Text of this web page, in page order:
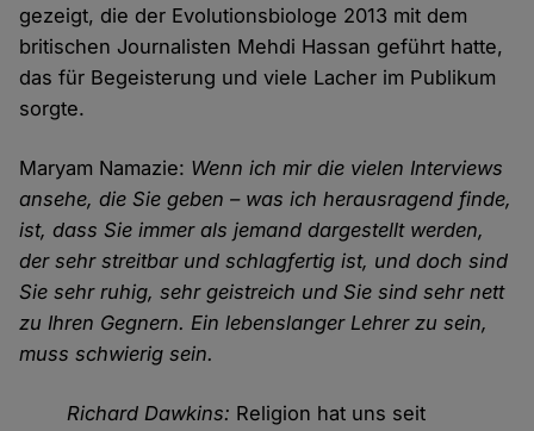
gezeigt, die der Evolutionsbiologe 2013 mit dem
britischen Journalisten Mehdi Hassan geführt hatte,
das für Begeisterung und viele Lacher im Publikum
sorgte.
Maryam Namazie: Wenn ich mir die vielen Interviews
ansehe, die Sie geben – was ich herausragend finde,
ist, dass Sie immer als jemand dargestellt werden,
der sehr streitbar und schlagfertig ist, und doch sind
Sie sehr ruhig, sehr geistreich und Sie sind sehr nett
zu Ihren Gegnern. Ein lebenslanger Lehrer zu sein,
muss schwierig sein.
Richard Dawkins: Religion hat uns seit